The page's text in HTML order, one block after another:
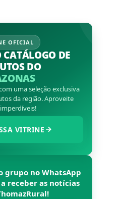
OFICIAL
CATÁLOGO DE
DO
uma seleção exclusiva
da região. Aproveite
VITRINE
grupo no WhatsApp
receber as notícias
!